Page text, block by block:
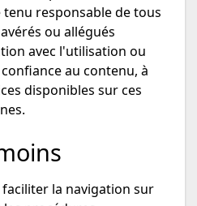
responsable de tous
ou allégués
avec l'utilisation ou
au contenu, à
disponibles sur ces
la navigation sur